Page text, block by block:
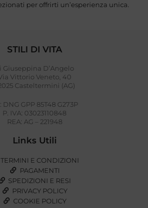
per offrirti un’esperienza unica.
STILI DI VITA
Giuseppina D’Angelo
Vittorio Veneto, 40
Casteltermini (AG)
DNG GPP 85T48 G273P
P. IVA: 03023110848
REA: AG – 221948
Links Utili
TERMINI E CONDIZIONI
PAGAMENTI
SPEDIZIONI E RESI
PRIVACY POLICY
COOKIE POLICY